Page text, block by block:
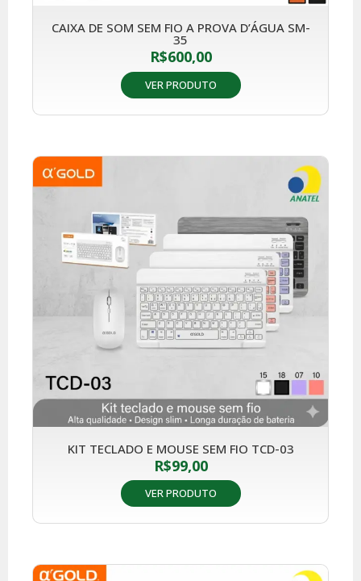
CAIXA DE SOM SEM FIO A PROVA D’ÁGUA SM-
35
R$600,00
VER PRODUTO
KIT TECLADO E MOUSE SEM FIO TCD-03
R$99,00
VER PRODUTO